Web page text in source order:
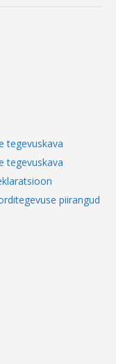
tegevuskava
tegevuskava
piirangud